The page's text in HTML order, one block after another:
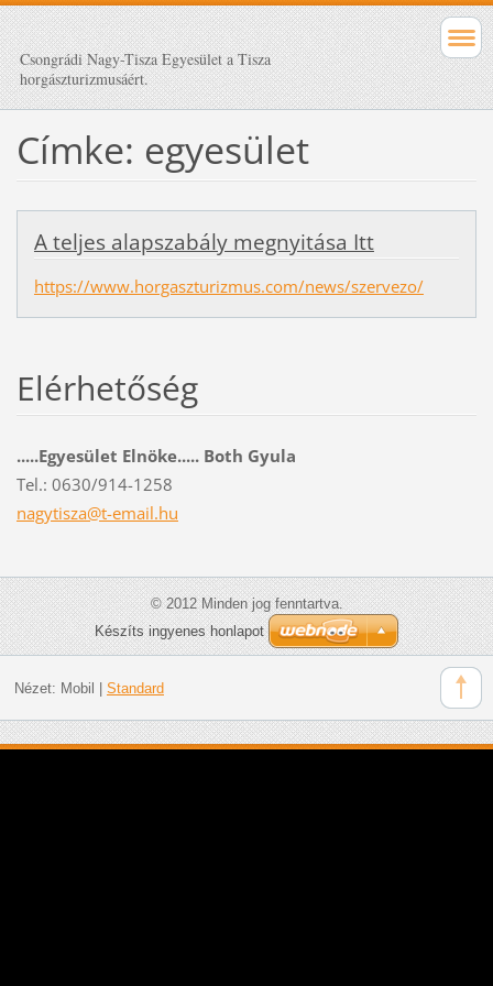
Csongrádi Nagy-Tisza Egyesület a Tisza
horgászturizmusáért.
Címke: egyesület
A teljes alapszabály megnyitása Itt
https://www.horgaszturizmus.com/news/szervezo/
Elérhetőség
.....Egyesület Elnöke..... Both Gyula
Tel.: 0630/914-1258
nagytisza@t-email.hu
© 2012 Minden jog fenntartva.
Készíts ingyenes honlapot
Nézet: Mobil Standard